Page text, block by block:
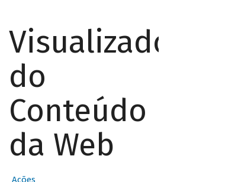
Visualizador
do
Conteúdo
da Web